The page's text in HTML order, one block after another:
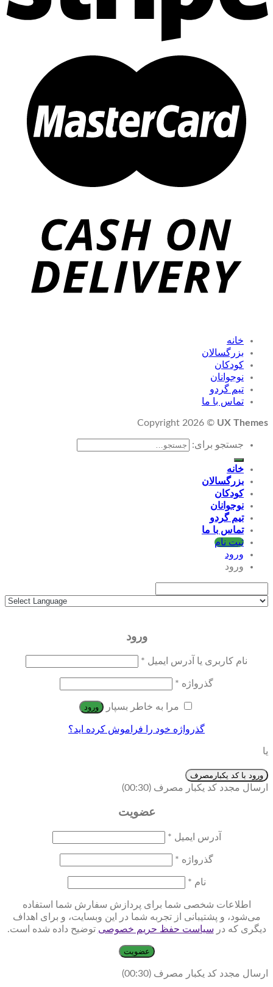
خانه
بزرگسالان
کودکان
نوجوانان
تیم گردو
تماس با ما
Copyright 2026 © UX Themes
جستجو برای:
خانه
بزرگسالان
کودکان
نوجوانان
تیم گردو
تماس با ما
ثبت نام
ورود
ورود
ورود
نام کاربری یا آدرس ایمیل *
گذرواژه *
مرا به خاطر بسپار ورود
گذرواژه خود را فراموش کرده اید؟
یا
ورود با کد یکبارمصرف
ارسال مجدد کد یکبار مصرف (00:
30
)
عضویت
آدرس ایمیل *
گذرواژه *
نام *
اطلاعات شخصی شما برای پردازش سفارش شما استفاده
می‌شود، و پشتیبانی از تجربه شما در این وبسایت، و برای اهداف
دیگری که در سیاست حفظ حریم خصوصی توضیح داده شده است.
عضویت
ارسال مجدد کد یکبار مصرف (00:
30
)